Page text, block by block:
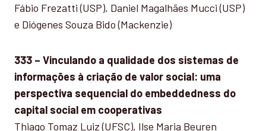
Fábio Frezatti (USP), Daniel Magalhães Mucci (USP)
e Diógenes Souza Bido (Mackenzie)
333 – Vinculando a qualidade dos sistemas de
informações à criação de valor social: uma
perspectiva sequencial do embeddedness do
capital social em cooperativas
Thiago Tomaz Luiz (UFSC), Ilse Maria Beuren